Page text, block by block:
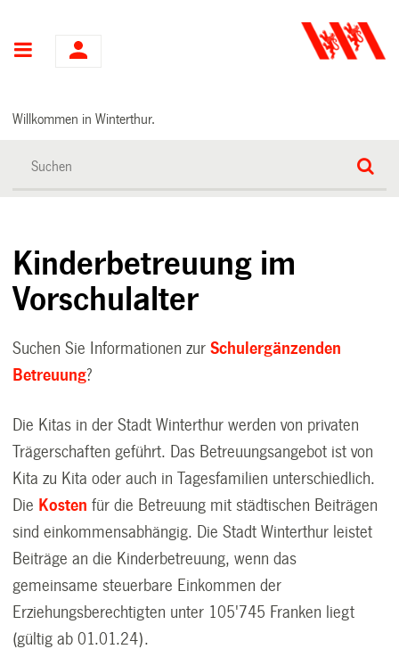
Hauptnavigation
Willkommen in Winterthur.
Kinderbetreuung im
Vorschulalter
Suchen Sie Informationen zurSchulergänzenden
Betreuung?
Die Kitas in der Stadt Winterthur werden von privaten
Trägerschaften geführt. Das Betreuungsangebot ist von
Kita zu Kita oder auch in Tagesfamilien unterschiedlich.
Die Kostenfür die Betreuung mit städtischen Beiträgen
sind einkommensabhängig. Die Stadt Winterthur leistet
Beiträge an die Kinderbetreuung, wenn das
gemeinsame steuerbare Einkommen der
Erziehungsberechtigten unter 105'745 Franken liegt
(gültig ab 01.01.24).